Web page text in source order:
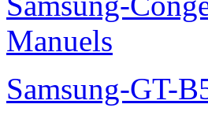
Manuels
Samsung-GT-